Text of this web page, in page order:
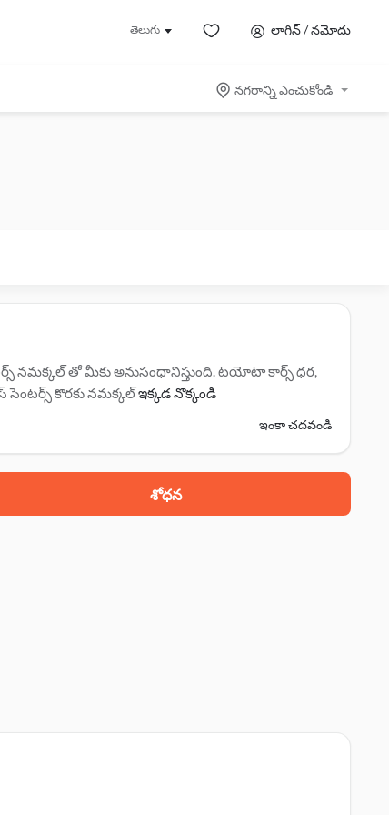
తెలుగు లాగిన్ / నమోదు
నగరాన్ని ఎంచుకోండి
నమక్కల్ తో మీకు అనుసంధానిస్తుంది. టయోటా కార్స్ ధర,
సెంటర్స్ కొరకు నమక్కల్ఇక్కడ నొక్కండి
637001
ఇంకా చదవండి
శోధన